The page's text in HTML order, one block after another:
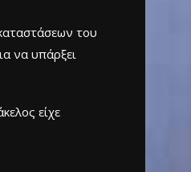
του
να υπάρξει
είχε